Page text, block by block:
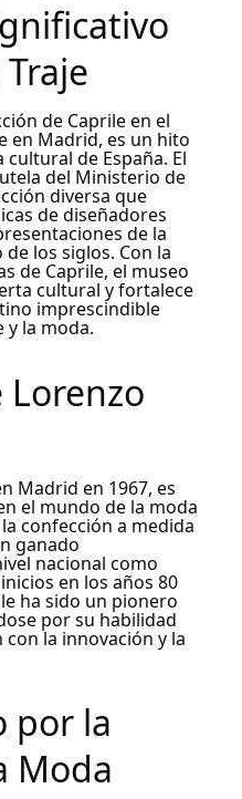
de Caprile en el
en Madrid, es un hito
de España. El
del Ministerio de
diversa que
de diseñadores
de la
los siglos. Con la
de Caprile, el museo
cultural y fortalece
imprescindible
y la moda.
Lorenzo
Madrid en 1967, es
el mundo de la moda
confección a medida
ganado
nacional como
en los años 80
ha sido un pionero
por su habilidad
la innovación y la
por la
Moda